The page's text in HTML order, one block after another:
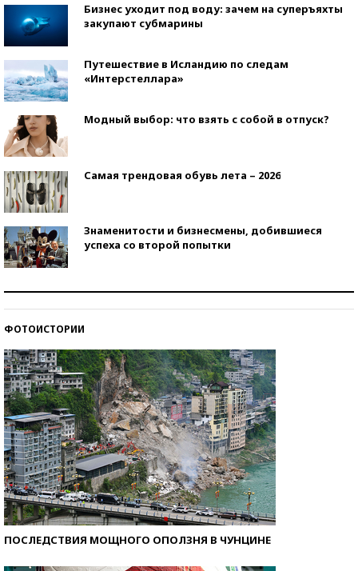
Бизнес уходит под воду: зачем на суперъяхты
закупают субмарины
Путешествие в Исландию по следам
«Интерстеллара»
Модный выбор: что взять с собой в отпуск?
Самая трендовая обувь лета – 2026
Знаменитости и бизнесмены, добившиеся
успеха со второй попытки
ФОТОИСТОРИИ
ПОСЛЕДСТВИЯ МОЩНОГО ОПОЛЗНЯ В ЧУНЦИНЕ